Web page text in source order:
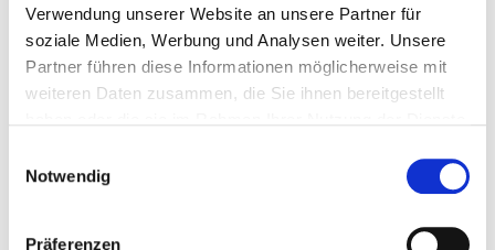
Verwendung unserer Website an unsere Partner für
soziale Medien, Werbung und Analysen weiter. Unsere
Partner führen diese Informationen möglicherweise mit
weiteren Daten zusammen, die Sie ihnen bereitgestellt
Notwendig
Präferenzen
Zur diesjährigen Tagung zum Prüfungs- und
Veranstaltungsmanagement kamen über